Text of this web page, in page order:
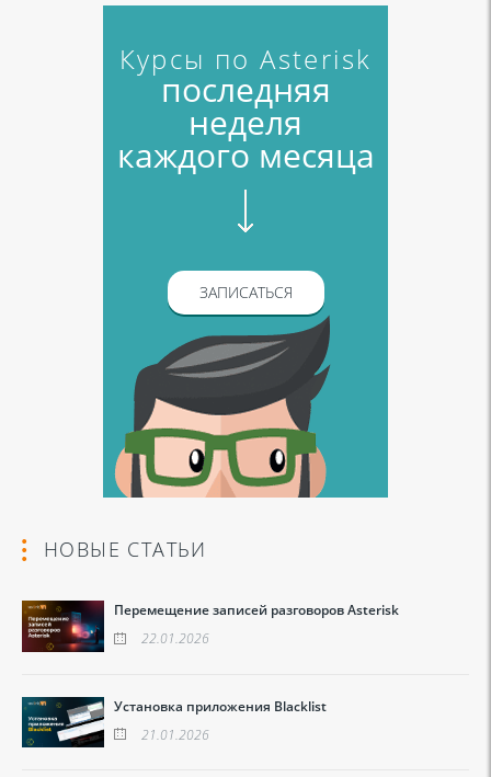
Курсы по Asterisk
последняя
неделя
каждого месяца
ЗАПИСАТЬСЯ
НОВЫЕ СТАТЬИ
Перемещение записей разговоров Asterisk
22.01.2026
Установка приложения Blacklist
21.01.2026